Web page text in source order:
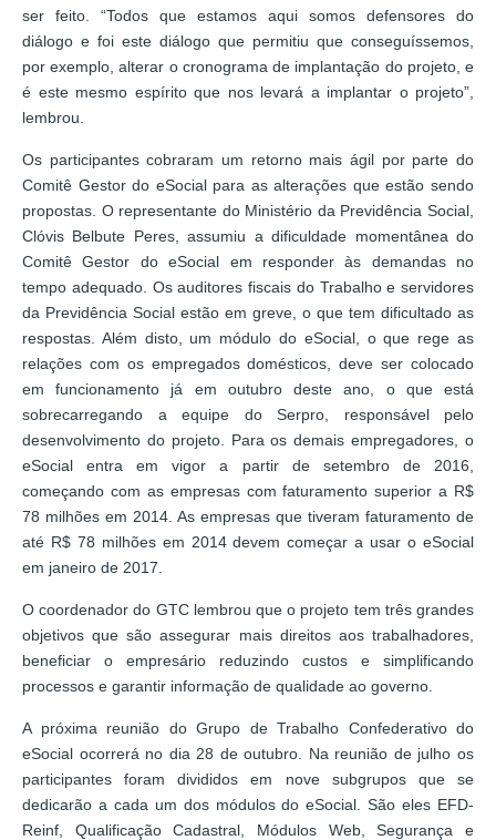
ser feito. “Todos que estamos aqui somos defensores do
diálogo e foi este diálogo que permitiu que conseguíssemos,
por exemplo, alterar o cronograma de implantação do projeto, e
é este mesmo espírito que nos levará a implantar o projeto”,
lembrou.
Os participantes cobraram um retorno mais ágil por parte do
Comitê Gestor do eSocial para as alterações que estão sendo
propostas. O representante do Ministério da Previdência Social,
Clóvis Belbute Peres, assumiu a dificuldade momentânea do
Comitê Gestor do eSocial em responder às demandas no
tempo adequado. Os auditores fiscais do Trabalho e servidores
da Previdência Social estão em greve, o que tem dificultado as
respostas. Além disto, um módulo do eSocial, o que rege as
relações com os empregados domésticos, deve ser colocado
em funcionamento já em outubro deste ano, o que está
sobrecarregando a equipe do Serpro, responsável pelo
desenvolvimento do projeto. Para os demais empregadores, o
eSocial entra em vigor a partir de setembro de 2016,
começando com as empresas com faturamento superior a R$
78 milhões em 2014. As empresas que tiveram faturamento de
até R$ 78 milhões em 2014 devem começar a usar o eSocial
em janeiro de 2017.
O coordenador do GTC lembrou que o projeto tem três grandes
objetivos que são assegurar mais direitos aos trabalhadores,
beneficiar o empresário reduzindo custos e simplificando
processos e garantir informação de qualidade ao governo.
A próxima reunião do Grupo de Trabalho Confederativo do
eSocial ocorrerá no dia 28 de outubro. Na reunião de julho os
participantes foram divididos em nove subgrupos que se
dedicarão a cada um dos módulos do eSocial. São eles EFD-
Reinf, Qualificação Cadastral, Módulos Web, Segurança e